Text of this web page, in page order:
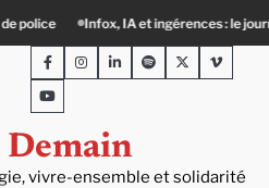
IA et ingérences : le journalisme peut-il
vivre-ensemble et solidarité
FacebookInstagram
LinkedInSpotifyTwitterViméo
Youtube